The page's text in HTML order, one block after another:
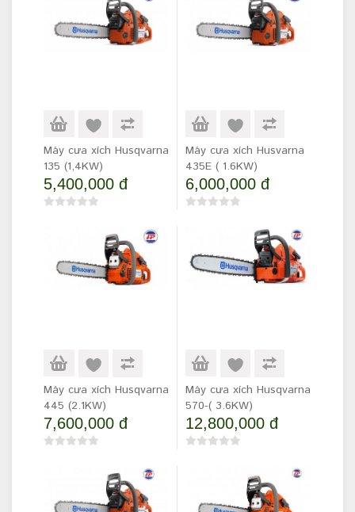
Máy cưa xích Husqvarna
135 (1,4KW)
5,400,000 đ
Máy cưa xích Husvarna
435E ( 1.6KW)
6,000,000 đ
Máy cưa xích Husqvarna
445 (2.1KW)
7,600,000 đ
Máy cưa xích Husqvarna
570-( 3.6KW)
12,800,000 đ